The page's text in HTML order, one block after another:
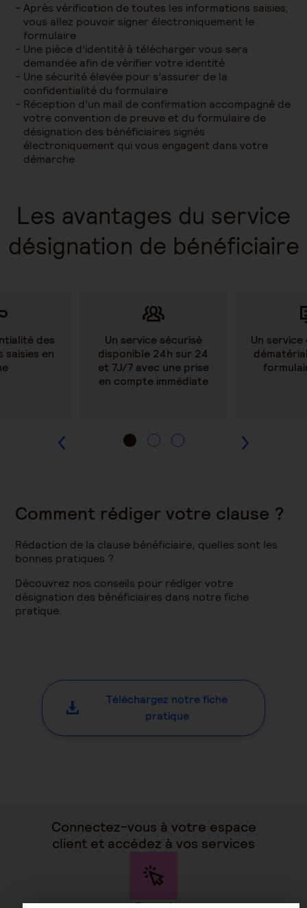
Après vérification de toutes les informations saisies,
vous allez pouvoir signer électroniquement le
formulaire
Une pièce d’identité à télécharger vous sera
demandée afin de vérifier votre identité
Une sécurité élevée pour s’assurer de la
confidentialité du formulaire
Réception d’un mail de confirmation accompagné de
votre convention de preuve et du formulaire de
désignation des bénéficiaires signés
électroniquement qui vous engagent dans votre
démarche
Les avantages du service
désignation de bénéficiaire
des
saisies en
Un service sécurisé
disponible 24h sur 24
et 7J/7 avec une prise
en compte immédiate
Un
Comment rédiger votre clause ?
Rédaction de la clause bénéficiaire, quelles sont les
bonnes pratiques ?
Découvrez nos conseils pour rédiger votre
désignation des bénéficiaires dans notre fiche
pratique.
Téléchargez notre fiche
pratique
Connectez-vous à votre espace
client et accédez à vos services